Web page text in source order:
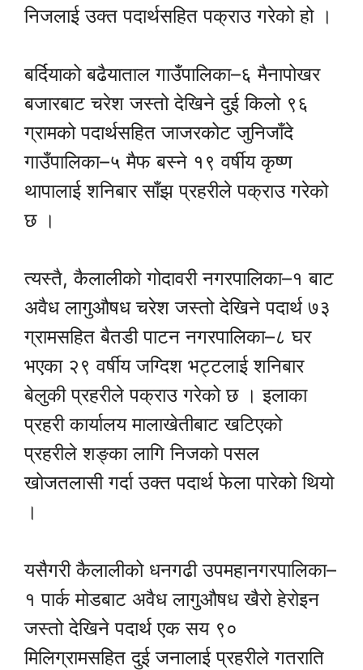
निजलाई उक्त पदार्थसहित पक्राउ गरेको हो ।
बर्दियाको बढैयाताल गाउँपालिका–६ मैनापोखर
बजारबाट चरेश जस्तो देखिने दुई किलो ९६
ग्रामको पदार्थसहित जाजरकोट जुनिजाँदे
गाउँपालिका–५ मैफ बस्ने १९ वर्षीय कृष्ण
थापालाई शनिबार साँझ प्रहरीले पक्राउ गरेको
छ ।
त्यस्तै, कैलालीको गोदावरी नगरपालिका–१ बाट
अवैध लागुऔषध चरेश जस्तो देखिने पदार्थ ७३
ग्रामसहित बैतडी पाटन नगरपालिका–८ घर
भएका २९ वर्षीय जग्दिश भट्टलाई शनिबार
बेलुकी प्रहरीले पक्राउ गरेको छ । इलाका
प्रहरी कार्यालय मालाखेतीबाट खटिएको
प्रहरीले शङ्का लागि निजको पसल
खोजतलासी गर्दा उक्त पदार्थ फेला पारेको थियो
।
यसैगरी कैलालीको धनगढी उपमहानगरपालिका–
१ पार्क मोडबाट अवैध लागुऔषध खैरो हेरोइन
जस्तो देखिने पदार्थ एक सय ९०
मिलिग्रामसहित दुई जनालाई प्रहरीले गतराति